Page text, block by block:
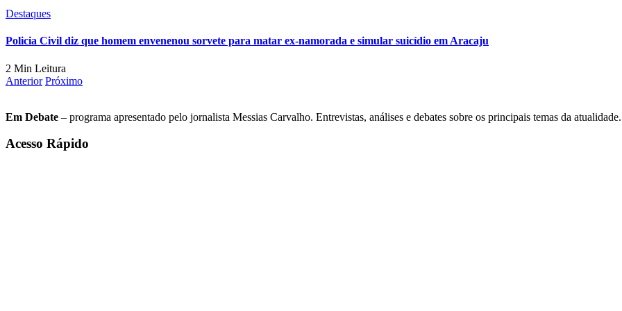
Destaques
Policia Civil diz que homem envenenou sorvete para matar ex-namorada e simular suicídio em Aracaju
2 Min Leitura
Anterior Próximo
Em Debate – programa apresentado pelo jornalista Messias Carvalho. Entrevistas, análises e debates sobre os principais temas da atualidade.
Acesso Rápido